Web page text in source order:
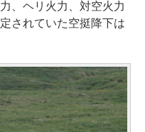
、ヘリ火力、対空火力
されていた空挺降下は